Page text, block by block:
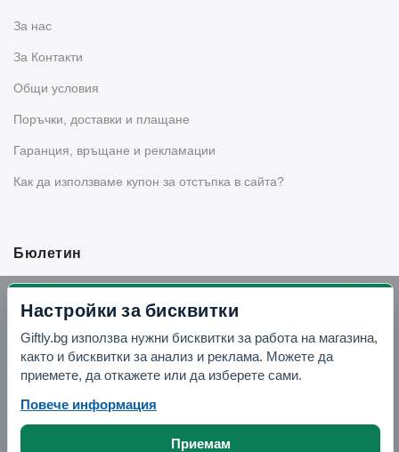
За нас
За Контакти
Общи условия
Поръчки, доставки и плащане
Гаранция, връщане и рекламации
Как да използваме купон за отстъпка в сайта?
Бюлетин
Вземи -10% отстъпка в Telegram
Отвори Telegram
Настройки за бисквитки
Giftly.bg използва нужни бисквитки за работа на магазина,
както и бисквитки за анализ и реклама. Можете да
приемете, да откажете или да изберете сами.
Повече информация
Приемам